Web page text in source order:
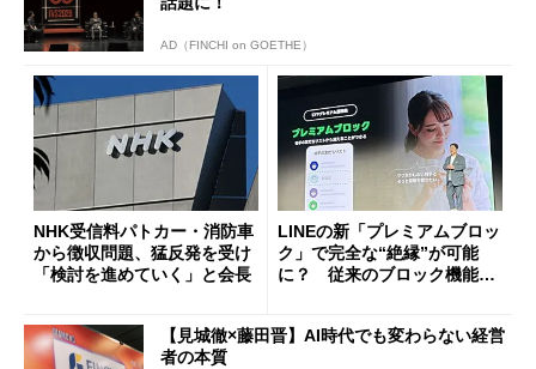
AD（FINCHI on GOETHE）
NHK受信料パトカー・消防車
から徴収問題、猛反発を受け
「検討を進めていく」と会長
LINEの新「プレミアムブロッ
ク」で完全な“絶縁”が可能
に？ 従来のブロック機能と
【見城徹×藤田晋】AI時代でも変わらない経営
者の本質